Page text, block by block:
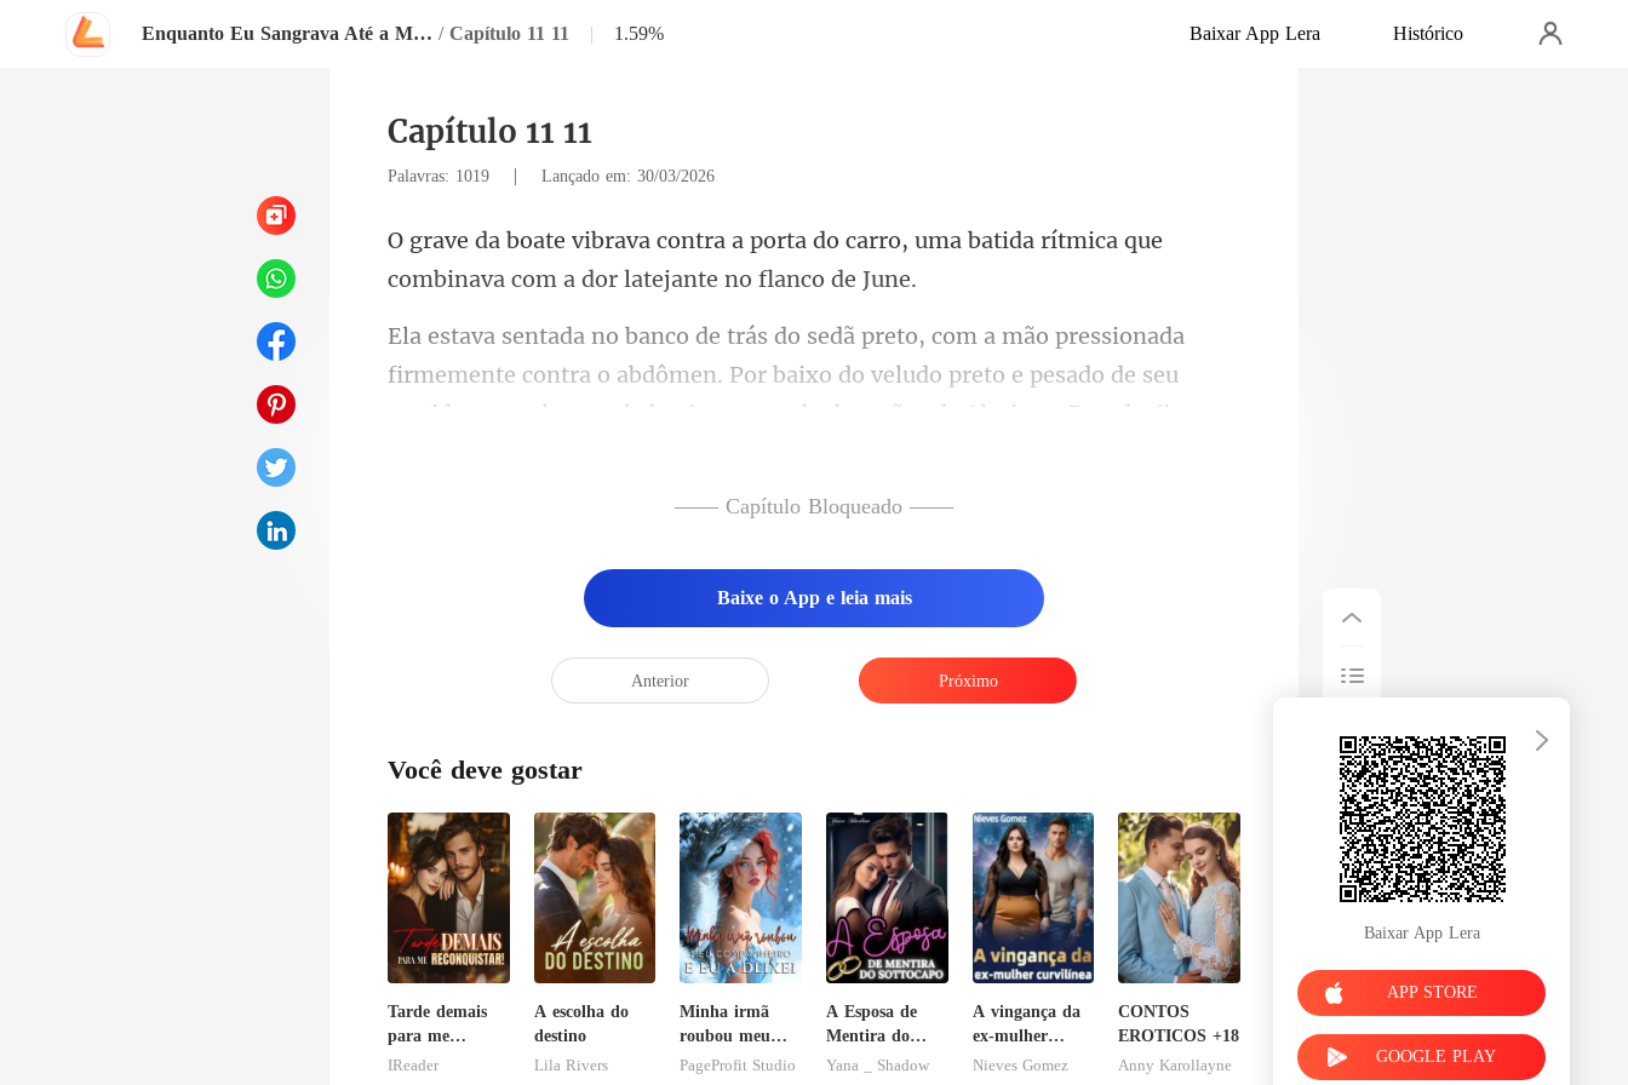
Enquanto Eu Sangrava Até a Morte, Ele Acendia Lanternas Para Ela / Capítulo 11 11 | 1.59% Baixar App Lera Histórico
Capítulo 11 11
Palavras: 1019 | Lançado em: 30/03/2026
do carro, uma batida rítmica que
combina
rmemente contra o abdômen. Por baixo do veludo preto e pesado de seu
vestid
—— Capítulo Bloqueado ——
Baixe o App e leia mais
Anterior Próximo
Você deve gostar
Tarde demais
para me
reconquistar!
IReader
A escolha do
destino
Lila Rivers
Minha irmã
roubou meu
companheiro e
PageProfit Studio
A Esposa de
Mentira do
Sottocapo
Yana _ Shadow
A vingança da
ex-mulher
curvilínea
Nieves Gomez
CONTOS
EROTICOS +18
Anny Karollayne
Baixar App Lera
APP STORE
GOOGLE PLAY